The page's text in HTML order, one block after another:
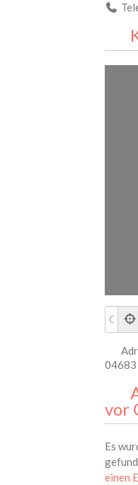
04683
vor
Es
einen